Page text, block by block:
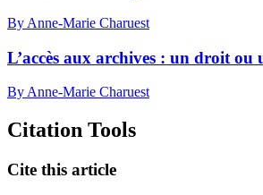
By Anne-Marie Charuest
L’accès aux archives : un droit ou
By Anne-Marie Charuest
Citation Tools
Cite this article